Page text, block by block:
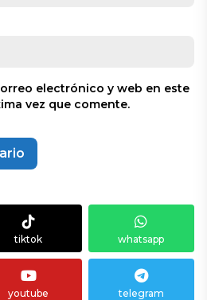
electrónico y web en este
vez que comente.
tiktok whatsapp
youtube telegram